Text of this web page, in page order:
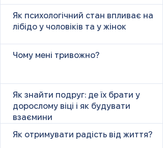
Як психологічний стан впливає на
лібідо у чоловіків та у жінок
Чому мені тривожно?
Як знайти подруг: де їх брати у
дорослому віці і як будувати
взаємини
Як отримувати радість від життя?